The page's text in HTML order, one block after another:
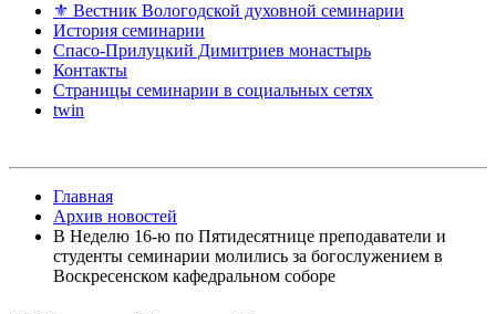
⚜ Вестник Вологодской духовной семинарии
История семинарии
Спасо-Прилуцкий Димитриев монастырь
Контакты
Страницы семинарии в социальных сетях
twin
Главная
Архив новостей
В Неделю 16-ю по Пятидесятнице преподаватели и
студенты семинарии молились за богослужением в
Воскресенском кафедральном соборе